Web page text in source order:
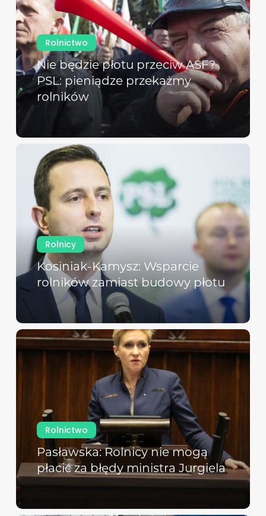
Rolnictwo
Nie będzie płotu przeciw ASF?
PSL: pieniądze przekażmy
rolników
Rolnicy
Kosiniak-Kamysz: Wsparcie
rolników zamiast budowy płotu
Rolnictwo
Pasławska: Rolnicy nie mogą
płacić za błędy ministra Jurgiela